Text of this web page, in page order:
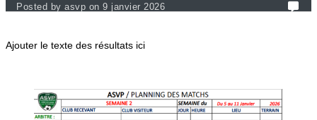
Posted by asvp on 9 janvier 2026
Ajouter le texte des résultats ici